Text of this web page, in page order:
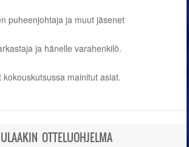
puheenjohtaja ja muut jäsenet
ja hänelle varahenkilö.
mainitut asiat.
OTTELUOHJELMA